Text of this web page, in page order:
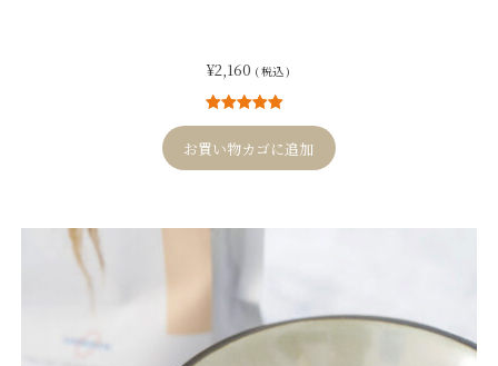
¥2,160 ( 税込 )
4
件の利用者
評価に基づ
く5段階評価
のうち、
お買い物カゴに追加